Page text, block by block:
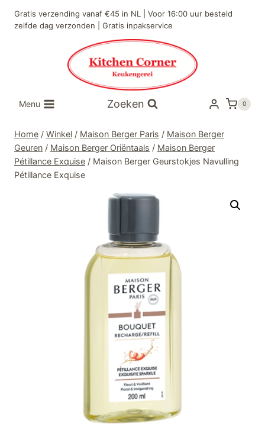
naar
Gratis verzending vanaf €45 in NL | Voor 16:00 uur besteld
zelfde dag verzonden | Gratis inpakservice
Menu Zoeken 0
Home / Winkel / Maison Berger Paris / Maison Berger
Geuren / Maison Berger Oriëntaals / Maison Berger
Pétillance Exquise / Maison Berger Geurstokjes Navulling
Pétillance Exquise